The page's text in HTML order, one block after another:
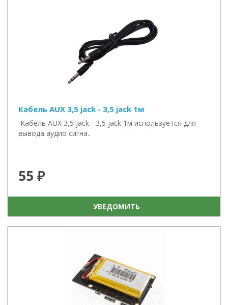
Кабель AUX 3,5 jack - 3,5 jack 1м
Кабель AUX 3,5 jack - 3,5 jack 1м используется для
вывода аудио сигна..
55 ₽
УВЕДОМИТЬ